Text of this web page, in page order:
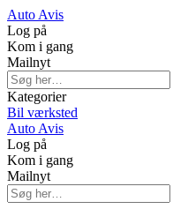
Auto Avis
Log på
Kom i gang
Mailnyt
Kategorier
Bil værksted
Auto Avis
Log på
Kom i gang
Mailnyt